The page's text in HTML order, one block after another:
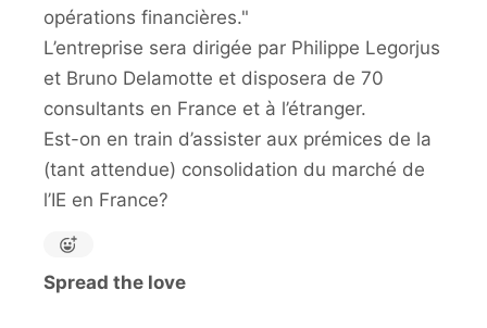
opérations financières."
L’entreprise sera dirigée par Philippe Legorjus
et Bruno Delamotte et disposera de 70
consultants en France et à l’étranger.
Est-on en train d’assister aux prémices de la
(tant attendue) consolidation du marché de
l’IE en France?
Spread the love